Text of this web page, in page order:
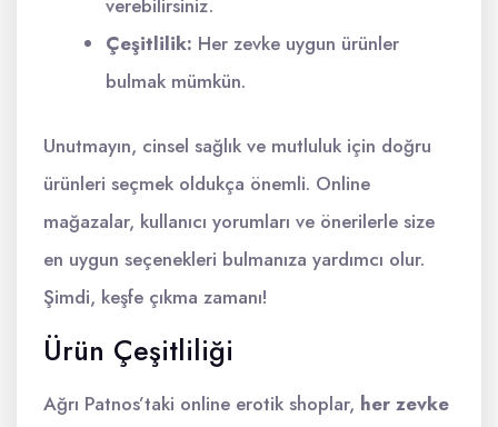
verebilirsiniz.
Çeşitlilik: Her zevke uygun ürünler
bulmak mümkün.
Unutmayın, cinsel sağlık ve mutluluk için doğru
ürünleri seçmek oldukça önemli. Online
mağazalar, kullanıcı yorumları ve önerilerle size
en uygun seçenekleri bulmanıza yardımcı olur.
Şimdi, keşfe çıkma zamanı!
Ürün Çeşitliliği
Ağrı Patnos’taki online erotik shoplar, her zevke